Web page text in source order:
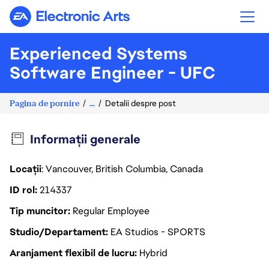
Electronic Arts
Experienced Systems
Software Engineer - UFC
Pagina de pornire ... Detalii despre post
Informații generale
Locații: Vancouver, British Columbia, Canada
ID rol214337
Tip muncitor Regular Employee
Studio/Departament EA Studios - SPORTS
Aranjament flexibil de lucru Hybrid